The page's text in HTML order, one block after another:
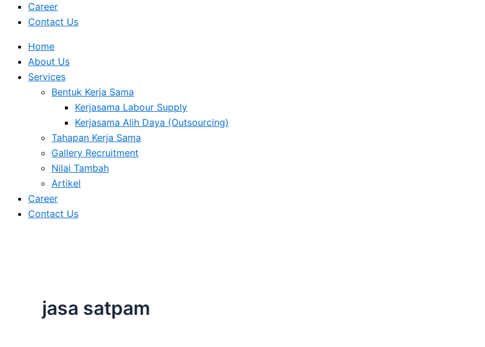
Career
Contact Us
Home
About Us
Services
Bentuk Kerja Sama
Kerjasama Labour Supply
Kerjasama Alih Daya (Outsourcing)
Tahapan Kerja Sama
Gallery Recruitment
Nilai Tambah
Artikel
Career
Contact Us
jasa satpam